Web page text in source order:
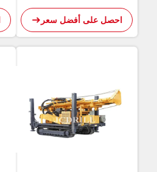
احصل على أفضل سعر